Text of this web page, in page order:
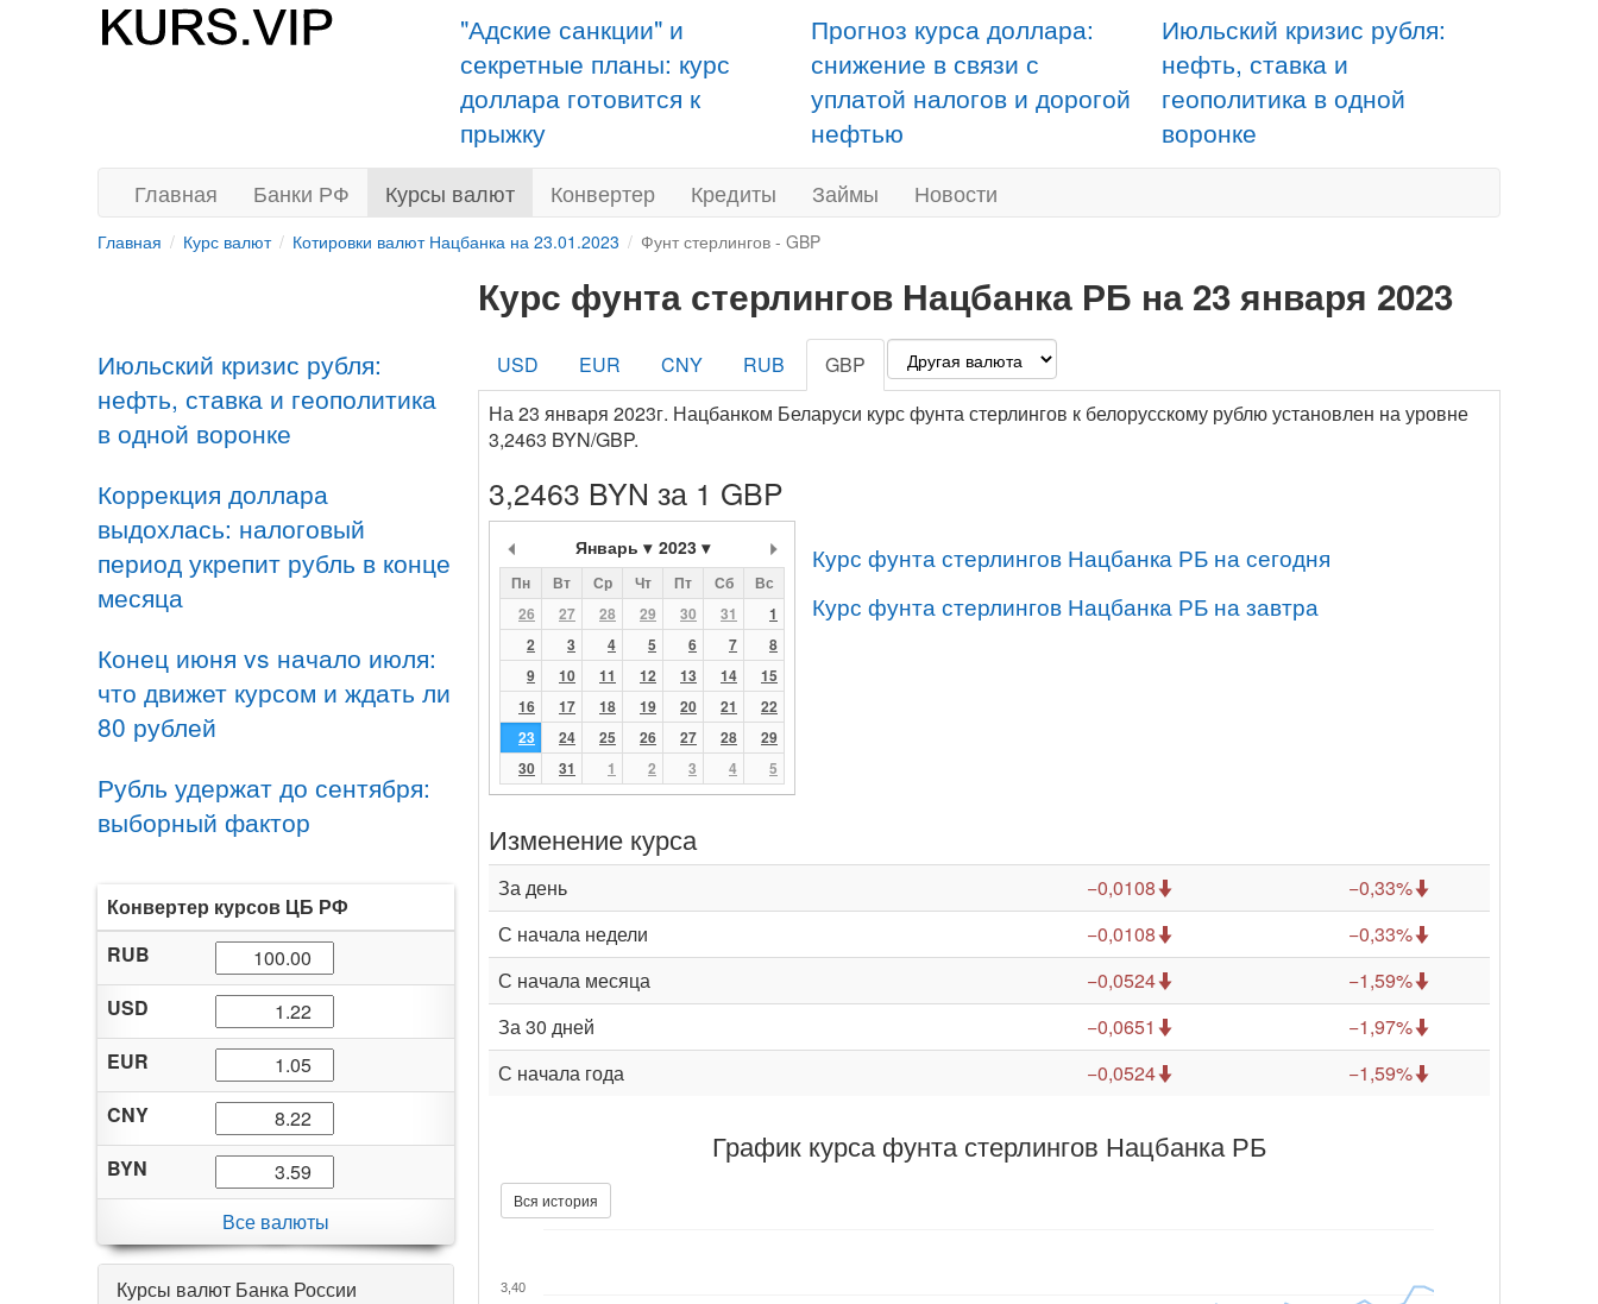
"Адские санкции" и
секретные планы: курс
доллара готовится к
прыжку
Прогноз курса доллара:
снижение в связи с
уплатой налогов и дорогой
нефтью
Июльский кризис рубля:
нефть, ставка и
геополитика в одной
воронке
Главная Банки РФ Курсы валют Конвертер Кредиты Займы Новости
Главная Курс валют Котировки валют Нацбанка на 23.01.2023 Фунт стерлингов - GBP
Июльский кризис рубля:
нефть, ставка и геополитика
в одной воронке
Коррекция доллара
выдохлась: налоговый
период укрепит рубль в конце
месяца
Конец июня vs начало июля:
что движет курсом и ждать ли
80 рублей
Рубль удержат до сентября:
выборный фактор
Конвертер курсов ЦБ РФ
RUB
USD
EUR
CNY
BYN
Все валюты
Курсы валют Банка России
Курс фунта стерлингов Нацбанка РБ на 23 января 2023
USD EUR CNY RUB
GBP
На 23 января 2023г. Нацбанком Беларуси курс фунта стерлингов к белорусскому рублю установлен на уровне
3,2463 BYN/GBP.
3,2463 BYN за 1 GBP
Январь 2023
Пн Вт Ср Чт Пт Сб
Вс
26
27 28 29 30 31
1
2
3 4 5 6 7
8
9
10 11 12 13 14
15
16
17 18 19 20 21
22
23
24 25 26 27 28
29
30
31 1 2 3 4 5
Курс фунта стерлингов Нацбанка РБ на сегодня
Курс фунта стерлингов Нацбанка РБ на завтра
Изменение курса
За день −0,0108
−0,33%
С начала недели
−0,0108
−0,33%
С начала месяца
−0,0524
−1,59%
За 30 дней
−0,0651
−1,97%
С начала года
−0,0524 −1,59%
График курса фунта стерлингов Нацбанка РБ
Вся история
3,40